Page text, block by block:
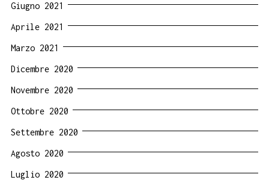
Giugno 2021
Aprile 2021
Marzo 2021
Dicembre 2020
Novembre 2020
Ottobre 2020
Settembre 2020
Agosto 2020
Luglio 2020